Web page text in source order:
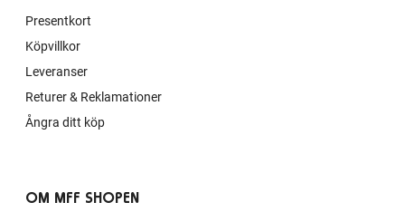
Presentkort
Köpvillkor
Leveranser
Returer & Reklamationer
Ångra ditt köp
OM MFF SHOPEN